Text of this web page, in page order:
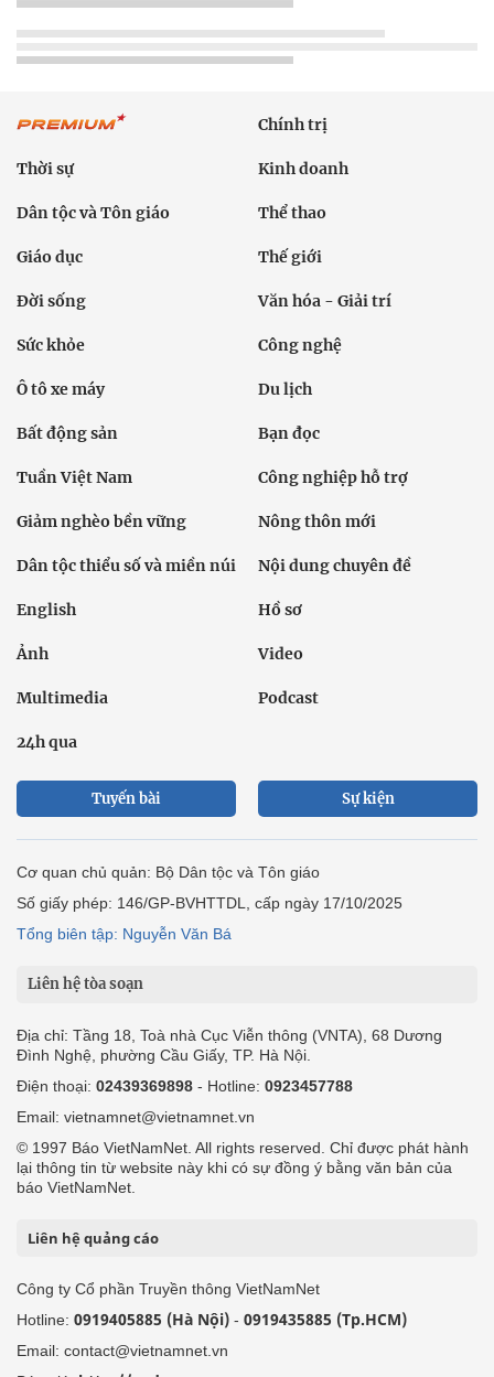
Chính trị
Thời sự Kinh doanh
Dân tộc và Tôn giáo Thể thao
Giáo dục Thế giới
Đời sống Văn hóa - Giải trí
Sức khỏe Công nghệ
Ô tô xe máy Du lịch
Bất động sản Bạn đọc
Tuần Việt Nam Công nghiệp hỗ trợ
Giảm nghèo bền vững Nông thôn mới
Dân tộc thiểu số và miền núi Nội dung chuyên đề
English Hồ sơ
Ảnh Video
Multimedia Podcast
24h qua
Tuyến bài Sự kiện
Cơ quan chủ quản: Bộ Dân tộc và Tôn giáo
Số giấy phép: 146/GP-BVHTTDL, cấp ngày 17/10/2025
Tổng biên tập: Nguyễn Văn Bá
Liên hệ tòa soạn
Địa chỉ: Tầng 18, Toà nhà Cục Viễn thông (VNTA), 68 Dương
Đình Nghệ, phường Cầu Giấy, TP. Hà Nội.
Điện thoại: 02439369898 - Hotline: 0923457788
Email: vietnamnet@vietnamnet.vn
© 1997 Báo VietNamNet. All rights reserved. Chỉ được phát hành
lại thông tin từ website này khi có sự đồng ý bằng văn bản của
báo VietNamNet.
Liên hệ quảng cáo
Công ty Cổ phần Truyền thông VietNamNet
Hotline: 0919405885 (Hà Nội) - 0919435885 (Tp.HCM)
Email: contact@vietnamnet.vn